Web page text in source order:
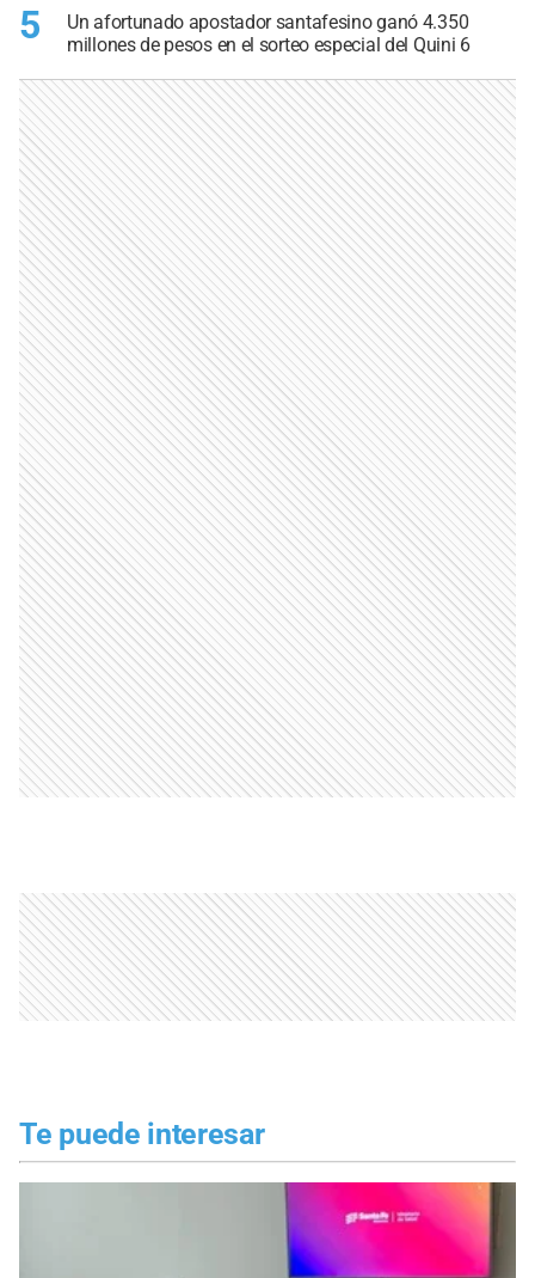
5
Un afortunado apostador santafesino ganó 4.350
millones de pesos en el sorteo especial del Quini 6
Te puede interesar